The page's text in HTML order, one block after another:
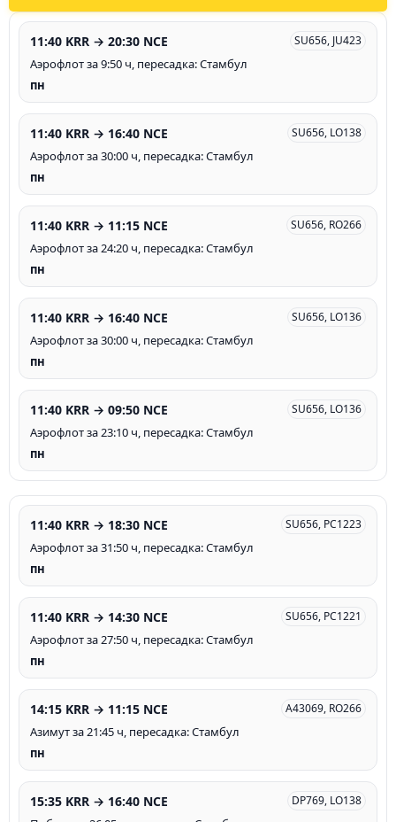
11:40 KRR → 20:30 NCE SU656, JU423
Аэрофлот за 9:50 ч, пересадка: Стамбул
пн
11:40 KRR → 16:40 NCE SU656, LO138
Аэрофлот за 30:00 ч, пересадка: Стамбул
пн
11:40 KRR → 11:15 NCE SU656, RO266
Аэрофлот за 24:20 ч, пересадка: Стамбул
пн
11:40 KRR → 16:40 NCE SU656, LO136
Аэрофлот за 30:00 ч, пересадка: Стамбул
пн
11:40 KRR → 09:50 NCE SU656, LO136
Аэрофлот за 23:10 ч, пересадка: Стамбул
пн
11:40 KRR → 18:30 NCE SU656, PC1223
Аэрофлот за 31:50 ч, пересадка: Стамбул
пн
11:40 KRR → 14:30 NCE SU656, PC1221
Аэрофлот за 27:50 ч, пересадка: Стамбул
пн
14:15 KRR → 11:15 NCE A43069, RO266
Азимут за 21:45 ч, пересадка: Стамбул
пн
15:35 KRR → 16:40 NCE DP769, LO138